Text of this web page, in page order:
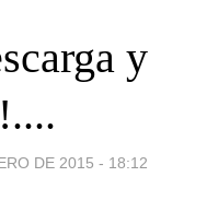
y
DE 2015 - 18:12